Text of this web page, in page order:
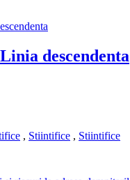
descendenta
, Stiintifice , Stiintifice